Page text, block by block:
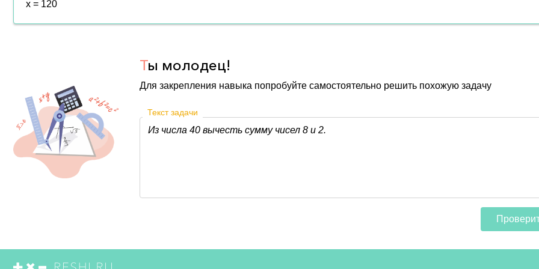
x = 120
Ты молодец!
Для закрепления навыка попробуйте самостоятельно решить похожую задачу
Текст задачи